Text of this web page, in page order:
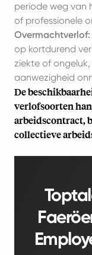
periode weg van
of professionele
Overmachtverlof:
op kortdurend
ziekte of
aanwezigheid
De
verlofsoorten
arbeidscontract,
collectieve